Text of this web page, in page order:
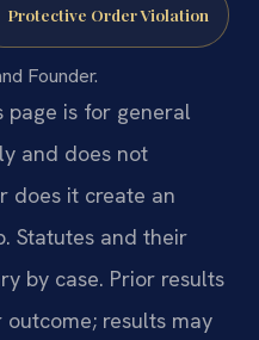
Protective Order Violation
Founder.
page is for general
and does not
does it create an
Statutes and their
by case. Prior results
results may